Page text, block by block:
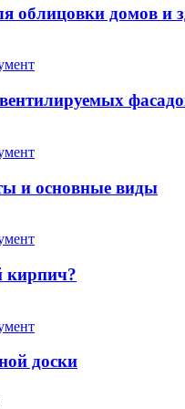
облицовки домов и
и основные виды
кирпич?
доски